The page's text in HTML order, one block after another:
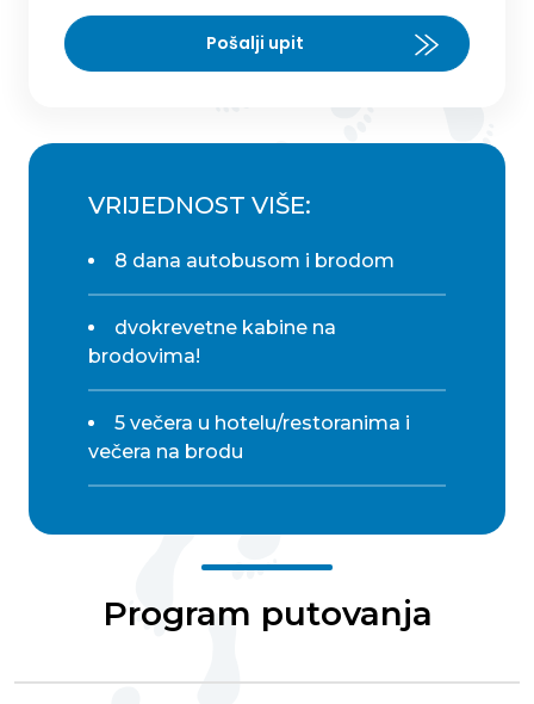
Pošalji upit
VRIJEDNOST VIŠE:
8 dana autobusom i brodom
dvokrevetne kabine na
brodovima!
5 večera u hotelu/restoranima i
večera na brodu
Program putovanja